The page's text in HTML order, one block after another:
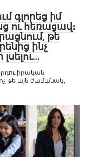
գլորեց իմ
ու հեռացավ։
թե
ինչ
իրական
ոչ թե այն ժամանակ,